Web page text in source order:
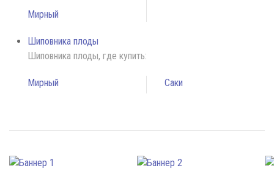
Мирный
Шиповника плоды
Шиповника плоды, где купить:
Мирный Саки